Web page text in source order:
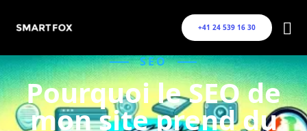
+41 24 539 16 30
SEO
Pourquoi le SEO de
mon site prend du